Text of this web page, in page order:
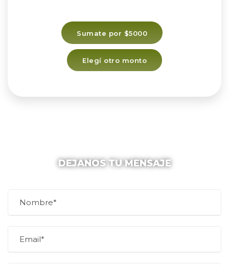
Sumate por $5000
Elegí otro monto
DEJANOS TU MENSAJE